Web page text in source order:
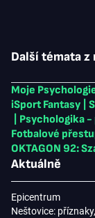
Další témata z
Moje
iSport Fantasy
Psychologika
Fotbalové
OKTAGON 92:
Aktuálně
Epicentrum
Neštovice: